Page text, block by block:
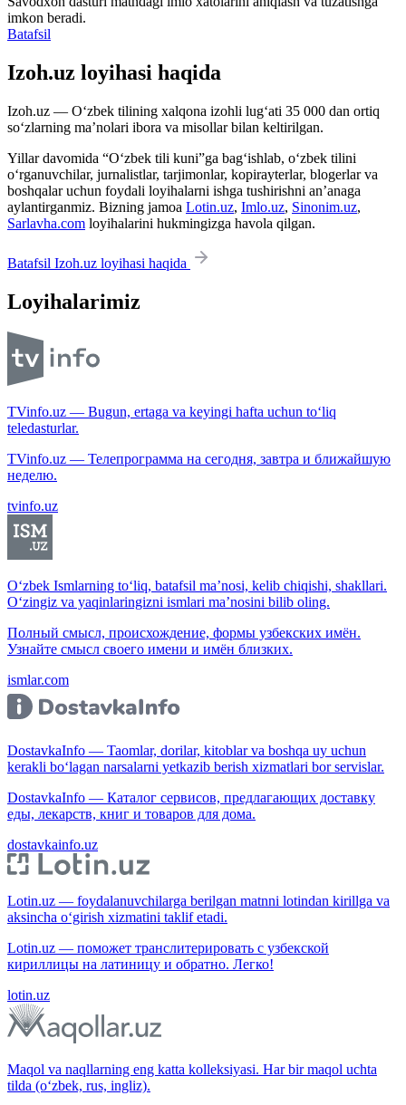
imkon beradi.
Batafsil
Izoh.uz loyihasi haqida
Izoh.uz — O‘zbek tilining xalqona izohli lug‘ati 35 000 dan ortiq
so‘zlarning ma’nolari ibora va misollar bilan keltirilgan.
Yillar davomida “O‘zbek tili kuni”ga bag‘ishlab, o‘zbek tilini
o‘rganuvchilar, jurnalistlar, tarjimonlar, kopirayterlar, blogerlar va
boshqalar uchun foydali loyihalarni ishga tushirishni an’anaga
aylantirganmiz. Bizning jamoa Lotin.uz, Imlo.uz, Sinonim.uz,
Sarlavha.com loyihalarini hukmingizga havola qilgan.
Batafsil Izoh.uz loyihasi haqida
Loyihalarimiz
TVinfo.uz — Bugun, ertaga va keyingi hafta uchun to‘liq
teledasturlar.
TVinfo.uz — Телепрограмма на сегодня, завтра и ближайшую
неделю.
tvinfo.uz
O‘zbek Ismlarning to‘liq, batafsil ma’nosi, kelib chiqishi, shakllari.
O‘zingiz va yaqinlaringizni ismlari ma’nosini bilib oling.
Полный смысл, происхождение, формы узбекских имён.
Узнайте смысл своего имени и имён близких.
ismlar.com
DostavkaInfo — Taomlar, dorilar, kitoblar va boshqa uy uchun
kerakli bo‘lagan narsalarni yetkazib berish xizmatlari bor servislar.
DostavkaInfo — Каталог сервисов, предлагающих доставку
еды, лекарств, книг и товаров для дома.
dostavkainfo.uz
Lotin.uz — foydalanuvchilarga berilgan matnni lotindan kirillga va
aksincha o‘girish xizmatini taklif etadi.
Lotin.uz — поможет транслитерировать с узбекской
кириллицы на латиницу и обратно. Легко!
lotin.uz
Maqol va naqllarning eng katta kolleksiyasi. Har bir maqol uchta
tilda (o‘zbek, rus, ingliz).